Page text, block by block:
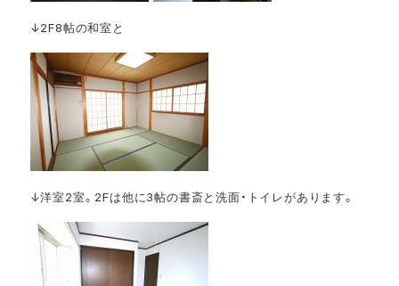
↓2F8帖の和室と
↓洋室2室。2Fは他に3帖の書斎と洗面・トイレがあります。